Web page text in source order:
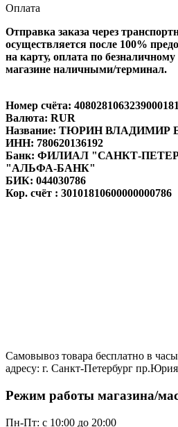
Оплата
Отправка заказа через
осуществляется после 100%
на карту, оплата по
магазине наличными/терминал.
Номер счёта:
Валюта: RUR
Название: ТЮРИН ВЛАДИМИР
ИНН: 780620136192
Банк: ФИЛИАЛ "САНКТ-
"АЛЬФА-БАНК"
БИК: 044030786
Кор. счёт : 30101810600000000786
Самовывоз товара бесплатно в
адресу: г. Санкт-Петербург
Режим работы магазина/
Пн-Пт: с 10:00 до 20:00